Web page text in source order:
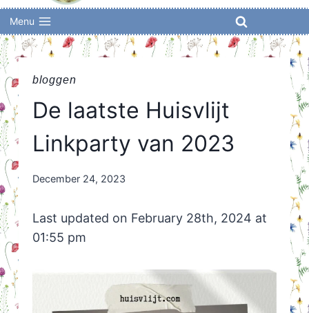
Menu
bloggen
De laatste Huisvlijt
Linkparty van 2023
By
December 24, 2023
Last updated on February 28th, 2024 at
01:55 pm